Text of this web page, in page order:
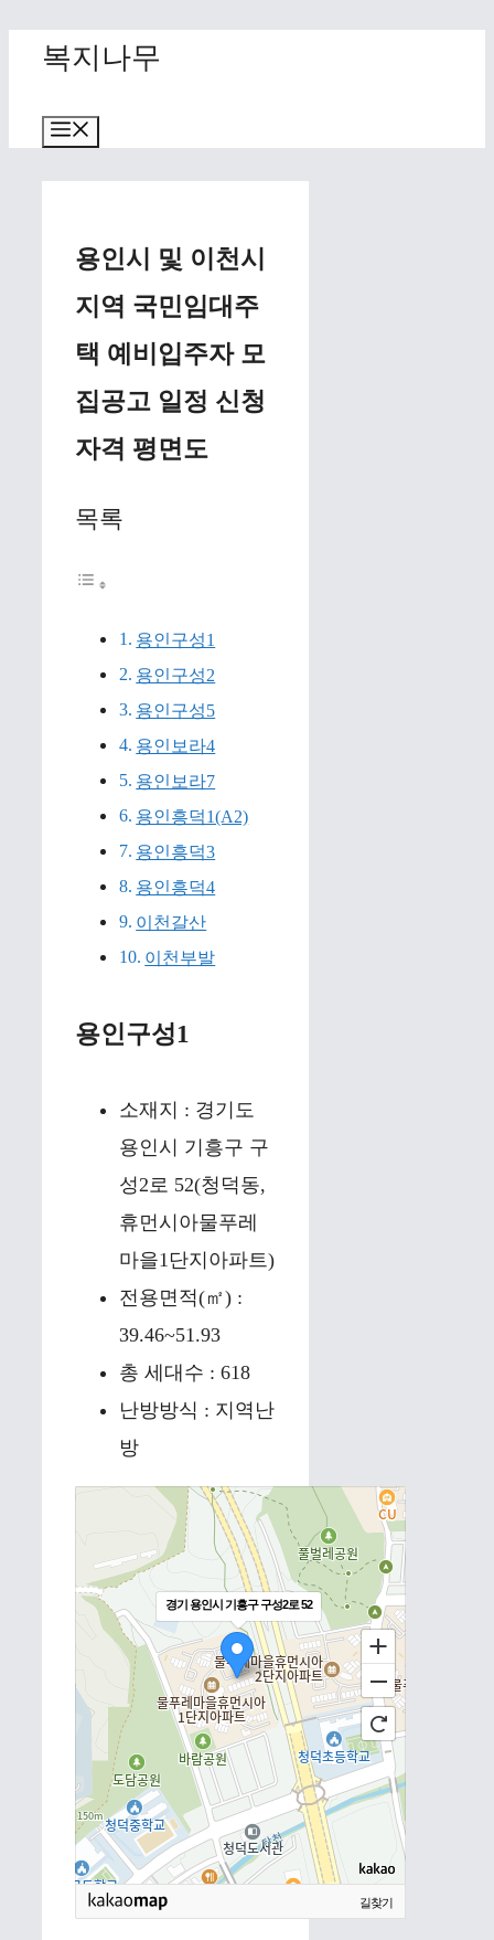
content
복지나무
용인시 및 이천시
지역 국민임대주
택 예비입주자 모
집공고 일정 신청
자격 평면도
목록
용인구성1
용인구성2
용인구성5
용인보라4
용인보라7
용인흥덕1(A2)
용인흥덕3
용인흥덕4
이천갈산
이천부발
용인구성1
소재지 : 경기도
용인시 기흥구 구
성2로 52(청덕동,
휴먼시아물푸레
마을1단지아파트)
전용면적(㎡) :
39.46~51.93
총 세대수 : 618
난방방식 : 지역난
방
경기 용인시 기흥구 구성2로 52
길찾기